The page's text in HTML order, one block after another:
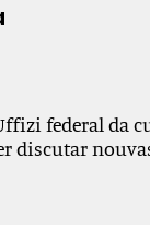
federal da
discutar